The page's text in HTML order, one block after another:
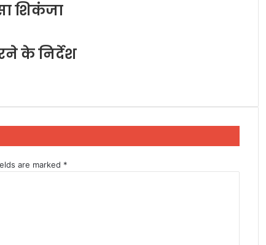
शिकंजा
के निर्देश
are marked *